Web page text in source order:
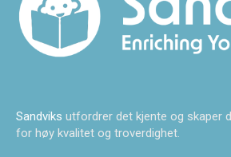
Sandviks utfordrer det kjente og skaper
for høy kvalitet og troverdighet.